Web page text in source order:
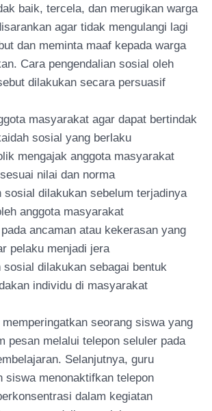
baik, tercela, dan merugikan warga
agar tidak mengulangi lagi
dan meminta maaf kepada warga
Cara pengendalian sosial oleh
dilakukan secara persuasif
masyarakat agar dapat bertindak
sosial yang berlaku
mengajak anggota masyarakat
nilai dan norma
sosial dilakukan sebelum terjadinya
anggota masyarakat
ancaman atau kekerasan yang
pelaku menjadi jera
sosial dilakukan sebagai bentuk
individu di masyarakat
seorang siswa yang
pesan melalui telepon seluler pada
Selanjutnya, guru
siswa menonaktifkan telepon
dalam kegiatan